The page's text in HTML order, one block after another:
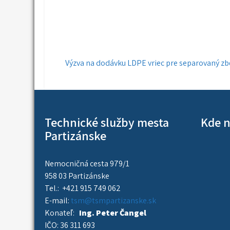
Navigácia
v
Výzva na dodávku LDPE vriec pre separovaný
Technické služby mesta
Partizánske
Nemocničná cesta 979/1
958 03 Partizánske
Tel.: +421 915 749 062
E-mail:tsm@tsmpartizanske.sk
Konateľ: Ing. Peter Čangel
IČO: 36 311 693
Kde